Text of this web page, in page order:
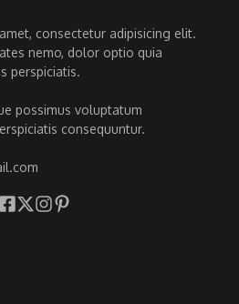
consectetur adipisicing elit.
nemo, dolor optio quia
perspiciatis.
possimus voluptatum
consequuntur.